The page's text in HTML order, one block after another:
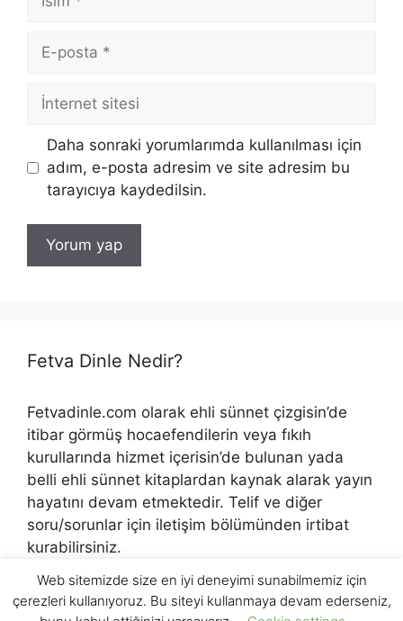
posta
İnternet
sitesi
Daha sonraki yorumlarımda kullanılması için
adım, e-posta adresim ve site adresim bu
tarayıcıya kaydedilsin.
Fetva Dinle Nedir?
Fetvadinle.com olarak ehli sünnet çizgisin’de
itibar görmüş hocaefendilerin veya fıkıh
kurullarında hizmet içerisin’de bulunan yada
belli ehli sünnet kitaplardan kaynak alarak yayın
hayatını devam etmektedir. Telif ve diğer
soru/sorunlar için iletişim bölümünden irtibat
kurabilirsiniz.
Web sitemizde size en iyi deneyimi sunabilmemiz için
çerezleri kullanıyoruz. Bu siteyi kullanmaya devam ederseniz,